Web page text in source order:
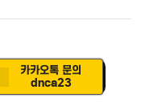
Reserved.
카카오톡 문의
dnca23